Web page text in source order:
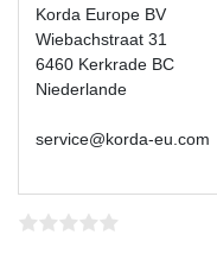
Korda Europe BV
Wiebachstraat 31
6460 Kerkrade BC
Niederlande
service@korda-eu.com